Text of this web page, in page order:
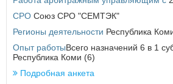
СРО Союз СРО "СЕМТЭК"
Регионы деятельности Республика
Опыт работыВсего назначений 6 в 1
Республика Коми (6)
Подробная анкета